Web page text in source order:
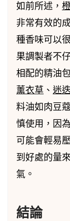
如前所述，
非常有效的
種香味可以
果調製者不
相配的精油
薰衣草 、 迷
料油如肉豆
慎使用，因
可能會輕易
到好處的量
氣。
結論